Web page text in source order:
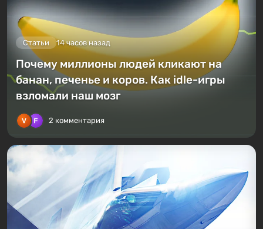
Статьи 14 часов назад
Почему миллионы людей кликают на
банан, печенье и коров. Как idle-игры
взломали наш мозг
2 комментария